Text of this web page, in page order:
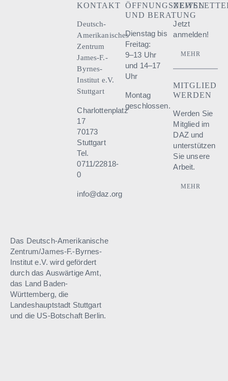
KONTAKT
Deutsch-
Amerikanisches
Zentrum
James-F.-
Byrnes-
Institut e.V.
Stuttgart
Charlottenplatz
17
70173
Stuttgart
Tel.
0711/22818-
0
info@daz.org
ÖFFNUNGSZEITEN
UND BERATUNG
Dienstag bis
Freitag:
9–13 Uhr
und 14–17
Uhr
Montag
geschlossen.
Jetzt
anmelden!
MEHR
MITGLIED
WERDEN
Werden Sie
Mitglied im
DAZ und
unterstützen
Sie unsere
Arbeit.
MEHR
Das Deutsch-Amerikanische
Zentrum/James-F.-Byrnes-
Institut e.V. wird gefördert
durch das Auswärtige Amt,
das Land Baden-
Württemberg, die
Landeshauptstadt Stuttgart
und die US-Botschaft Berlin.